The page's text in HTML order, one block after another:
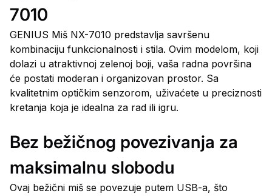
7010
GENIUS Miš NX-7010 predstavlja savršenu
kombinaciju funkcionalnosti i stila. Ovim modelom, koji
dolazi u atraktivnoj zelenoj boji, vaša radna površina
će postati moderan i organizovan prostor. Sa
kvalitetnim optičkim senzorom, uživaćete u preciznosti
kretanja koja je idealna za rad ili igru.
Bez bežičnog povezivanja za
maksimalnu slobodu
Ovaj bežični miš se povezuje putem USB-a, što